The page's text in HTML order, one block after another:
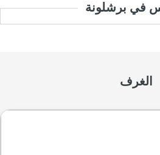
في برشلونة
الغرف